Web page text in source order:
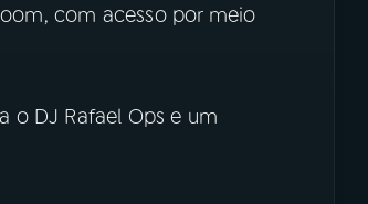
com acesso por meio
o DJ Rafael Ops e um